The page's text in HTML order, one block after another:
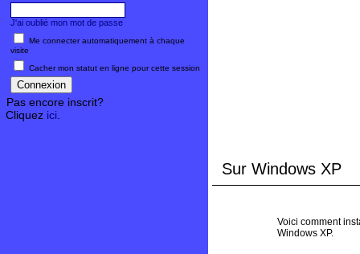
J'ai oublié mon mot de passe
Me connecter automatiquement à chaque
visite
Cacher mon statut en ligne pour cette session
Pas encore inscrit?
Cliquez ici
Sur Windows XP
Voici comment
Windows XP.